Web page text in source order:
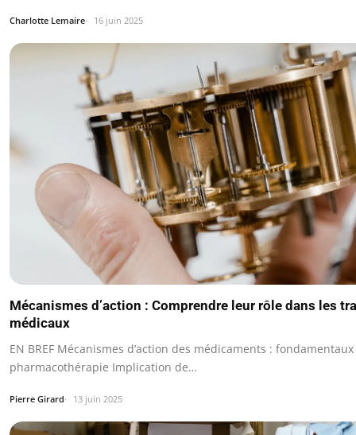
Charlotte Lemaire 16 juin 2025
Mécanismes d’action : Comprendre leur rôle dans les
médicaux
EN BREF Mécanismes d’action des médicaments :
pharmacothérapie Implication de…
Pierre Girard 13 juin 2025